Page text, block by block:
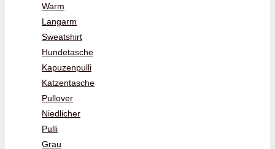
Warm
Langarm
Sweatshirt
Hundetasche
Kapuzenpulli
Katzentasche
Pullover
Niedlicher
Pulli
Grau